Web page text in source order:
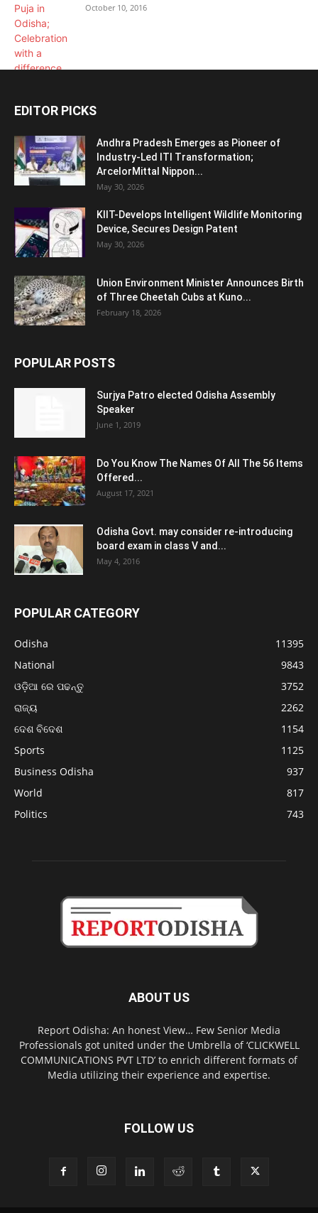
October 10, 2016
EDITOR PICKS
Andhra Pradesh Emerges as Pioneer of
Industry-Led ITI Transformation;
ArcelorMittal Nippon...
May 30, 2026
KIIT-Develops Intelligent Wildlife Monitoring
Device, Secures Design Patent
May 30, 2026
Union Environment Minister Announces Birth
of Three Cheetah Cubs at Kuno...
February 18, 2026
POPULAR POSTS
Surjya Patro elected Odisha Assembly
Speaker
June 1, 2019
Do You Know The Names Of All The 56 Items
Offered...
August 17, 2021
Odisha Govt. may consider re-introducing
board exam in class V and...
May 4, 2016
POPULAR CATEGORY
Odisha
11395
National
9843
ଓଡ଼ିଆ ରେ ପଢନ୍ତୁ
3752
ରାଜ୍ୟ
2262
ଦେଶ ବିଦେଶ
1154
Sports
1125
Business Odisha
937
World
817
Politics
743
ABOUT US
Report Odisha: An honest View… Few Senior Media
Professionals got united under the Umbrella of ‘CLICKWELL
COMMUNICATIONS PVT LTD’ to enrich different formats of
Media utilizing their experience and expertise.
FOLLOW US